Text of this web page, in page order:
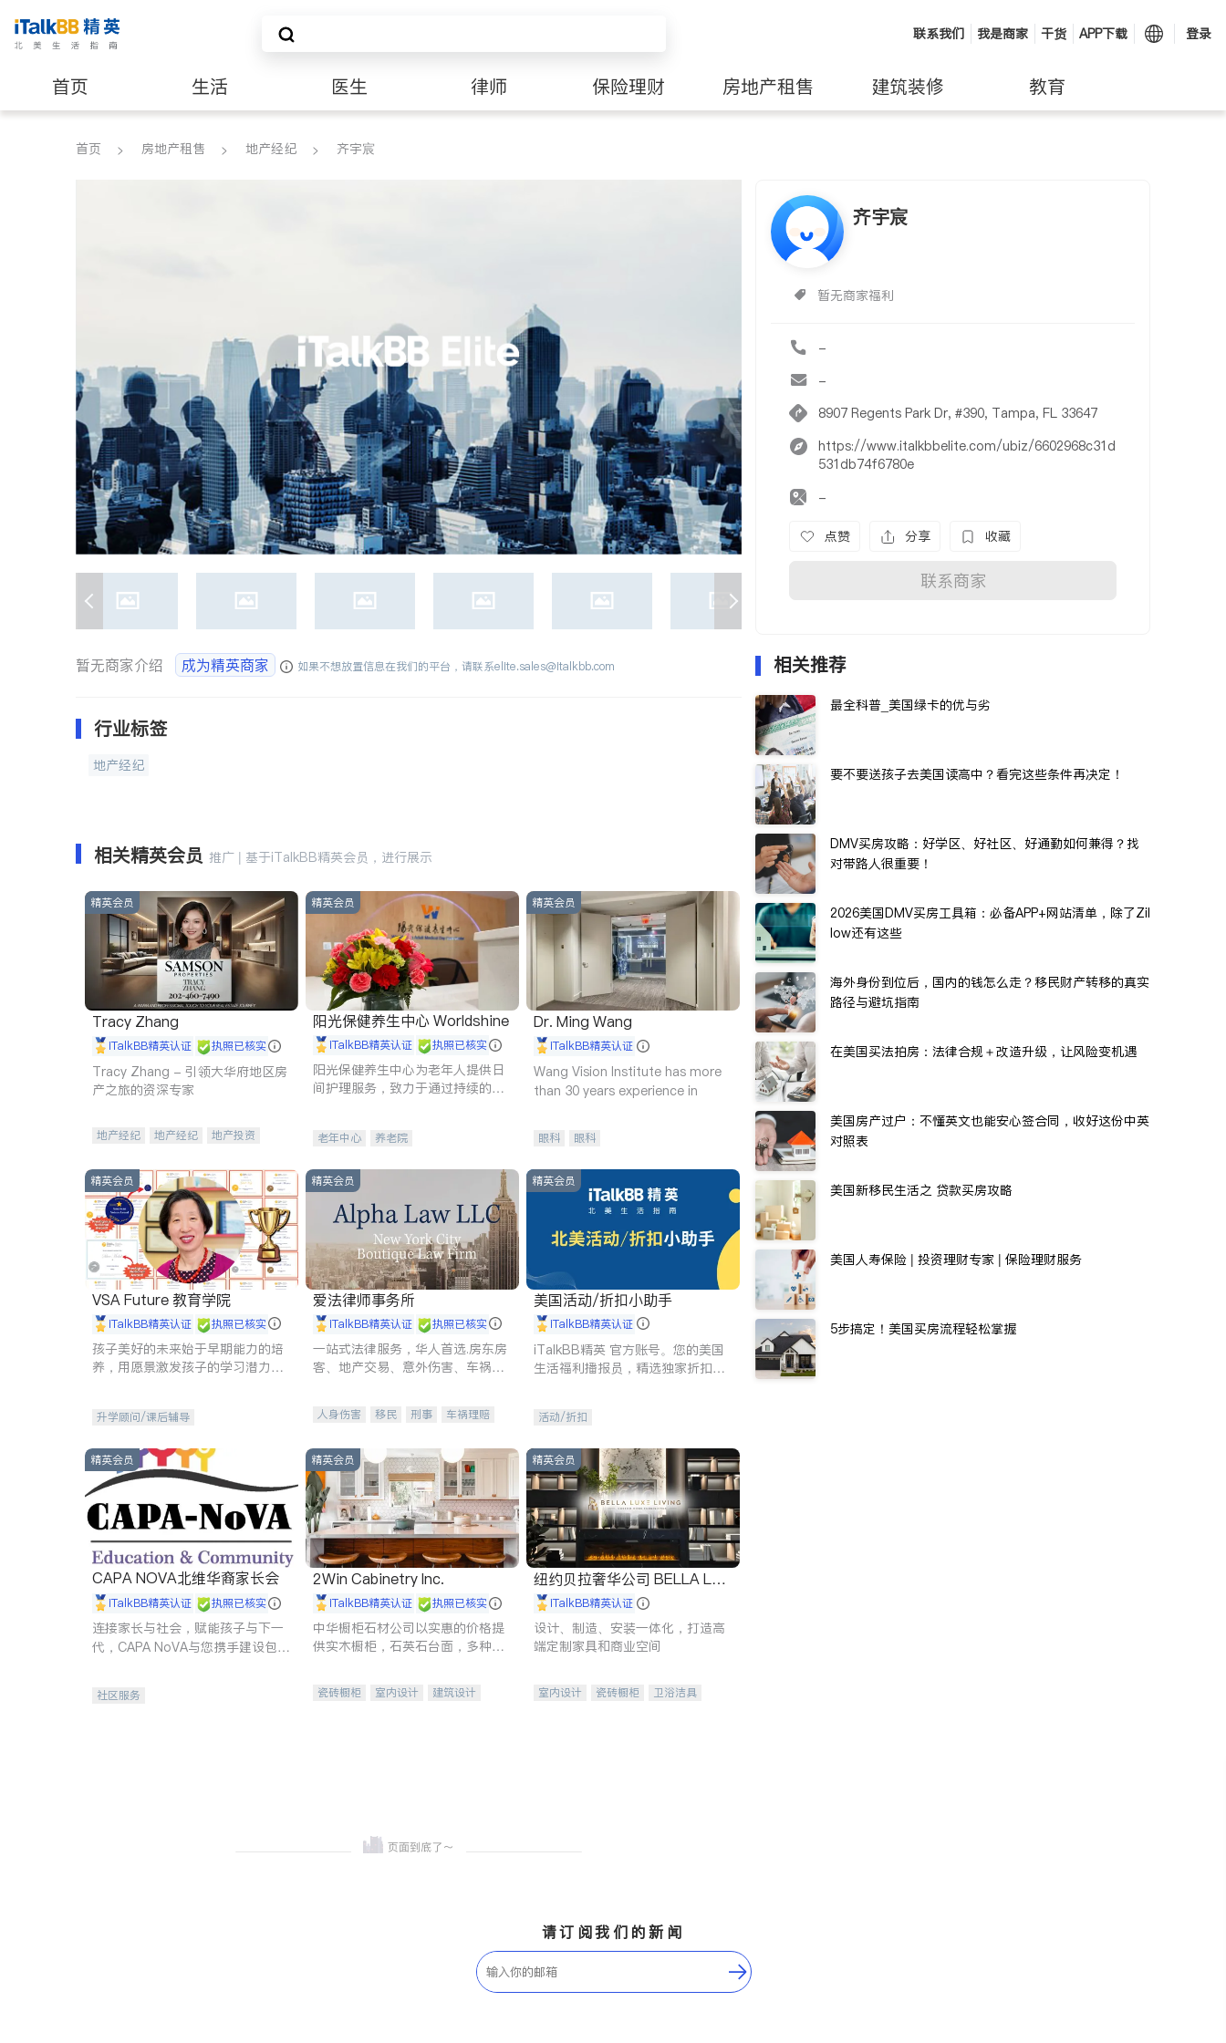
联系我们 我是商家 干货 APP下载 登录
首页 生活 医生 律师 保险理财 房地产租售 建筑装修 教育
养老 非盈利组织
首页 房地产租售 地产经纪 齐宇宸
齐宇宸
暂无商家福利
-
-
8907 Regents Park Dr, #390, Tampa, FL 33647
https://www.italkbbelite.com/ubiz/6602968c31d
531db74f6780e
-
点赞 分享 收藏
联系商家
暂无商家介绍 成为精英商家 如果不想放置信息在我们的平台，请联系elite.sales@italkbb.com
行业标签
地产经纪
相关精英会员 推广 | 基于iTalkBB精英会员，进行展示
精英会员
Tracy Zhang
iTalkBB精英认证 执照已核实
Tracy Zhang - 引领大华府地区房
产之旅的资深专家
地产经纪 地产经纪
地产投资
精英会员
阳光保健养生中心 Worldshine
iTalkBB精英认证 执照已核实
阳光保健养生中心为老年人提供日
间护理服务，致力于通过持续的护
老年中心 养老院
精英会员
Dr. Ming Wang
iTalkBB精英认证
Wang Vision Institute has more
than 30 years experience in
眼科 眼科
精英会员
VSA Future 教育学院
iTalkBB精英认证 执照已核实
孩子美好的未来始于早期能力的培
养，用愿景激发孩子的学习潜力和
升学顾问/课后辅导
精英会员
爱法律师事务所
iTalkBB精英认证 执照已核实
一站式法律服务，华人首选.房东房
客、地产交易、意外伤害、车祸重
人身伤害 移民 刑事
车祸理赔
商标注册
索赔 律师-其它 保释
精英会员
美国活动/折扣小助手
iTalkBB精英认证
iTalkBB精英 官方账号。您的美国
生活福利播报员，精选独家折扣、
活动/折扣
精英会员
CAPA NOVA北维华裔家长会
iTalkBB精英认证 执照已核实
连接家长与社会，赋能孩子与下一
代，CAPA NoVA与您携手建设包
社区服务
精英会员
2Win Cabinetry Inc.
iTalkBB精英认证 执照已核实
中华橱柜石材公司以实惠的价格提
供实木橱柜，石英石台面，多种优
机。品质厨房，家的选择。
瓷砖橱柜 室内设计
建筑设计
精英会员
纽约贝拉奢华公司 BELLA LUX
E iTalkBB精英认证
设计、制造、安装一体化，打造高
端定制家具和商业空间
室内设计 瓷砖橱柜
卫浴洁具
相关推荐
最全科普_美国绿卡的优与劣
要不要送孩子去美国读高中？看完这些条件再决定！
DMV买房攻略：好学区、好社区、好通勤如何兼得？找
对带路人很重要！
2026美国DMV买房工具箱：必备APP+网站清单，除了Zil
low还有这些
海外身份到位后，国内的钱怎么走？移民财产转移的真实
路径与避坑指南
在美国买法拍房：法律合规＋改造升级，让风险变机遇
美国房产过户：不懂英文也能安心签合同，收好这份中英
对照表
美国新移民生活之 贷款买房攻略
美国人寿保险 | 投资理财专家 | 保险理财服务
5步搞定！美国买房流程轻松掌握
请订阅我们的新闻